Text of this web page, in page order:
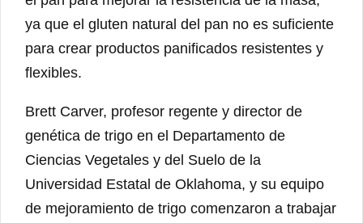
ya que el gluten natural del pan no es suficiente
para crear productos panificados resistentes y
flexibles.
Brett Carver, profesor regente y director de
genética de trigo en el Departamento de
Ciencias Vegetales y del Suelo de la
Universidad Estatal de Oklahoma, y ​​su equipo
de mejoramiento de trigo comenzaron a trabajar